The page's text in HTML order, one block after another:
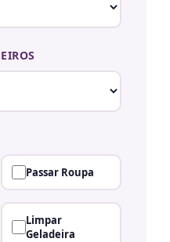
Passar Roupa
Limpar
Geladeira